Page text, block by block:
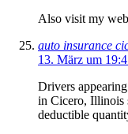
Also visit my
auto insurance
13. März um
Drivers
in Cicero, Illinois
deductible